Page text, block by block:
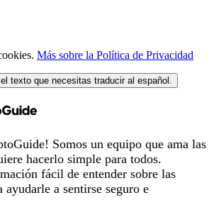
Más sobre la Política de Privacidad
texto que necesitas traducir al español.
Somos un equipo que ama las
hacerlo simple para todos.
fácil de entender sobre las
ayudarle a sentirse seguro e